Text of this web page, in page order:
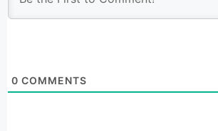
0 COMMENTS